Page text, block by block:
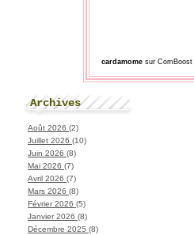
cardamome sur ComBoost
Archives
Août 2026 (2)
Juillet 2026 (10)
Juin 2026 (8)
Mai 2026 (7)
Avril 2026 (7)
Mars 2026 (8)
Février 2026 (5)
Janvier 2026 (8)
Décembre 2025 (8)